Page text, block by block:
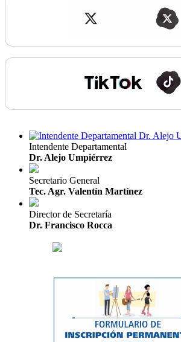
Intendente Departamental
Dr. Alejo Umpiérrez
Secretario General
Tec. Agr. Valentín Martínez
Director de Secretaría
Dr. Francisco Rocca